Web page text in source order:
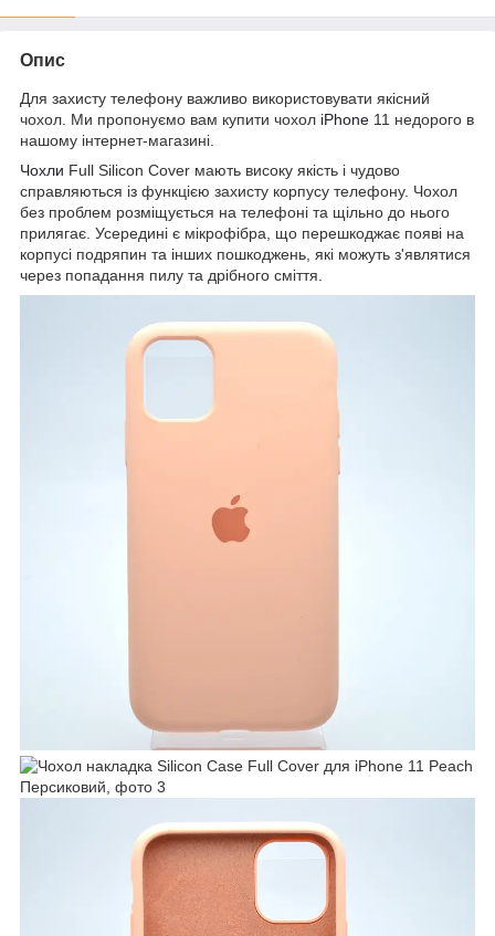
Опис
Для захисту телефону важливо використовувати якісний
чохол. Ми пропонуємо вам купити чохол iPhone 11 недорого в
нашому інтернет-магазині.
Чохли Full Silicon Cover мають високу якість і чудово
справляються із функцією захисту корпусу телефону. Чохол
без проблем розміщується на телефоні та щільно до нього
прилягає. Усередині є мікрофібра, що перешкоджає появі на
корпусі подряпин та інших пошкоджень, які можуть з'являтися
через попадання пилу та дрібного сміття.